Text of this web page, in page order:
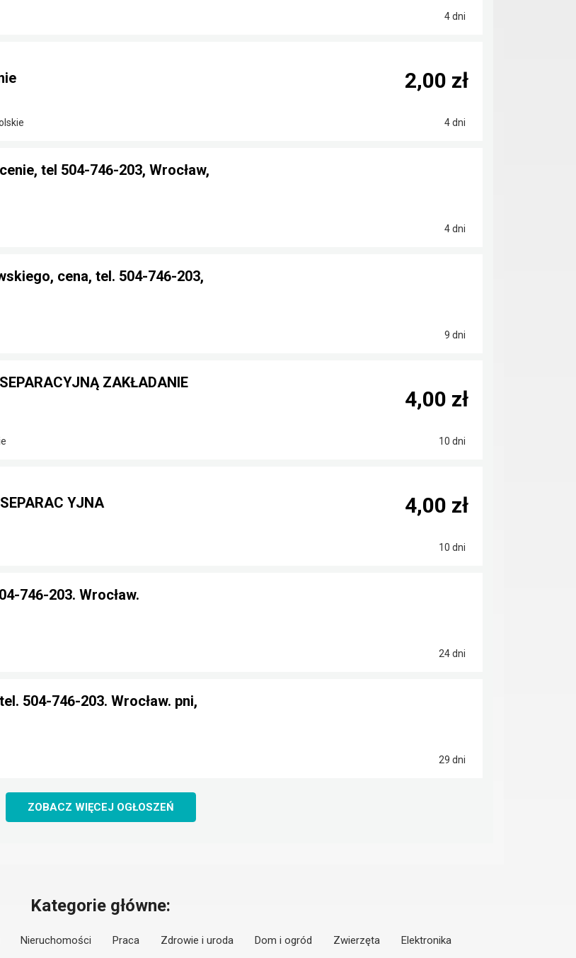
4 dni
4 dni
2,00 zł
tel 504-746-203, Wrocław,
4 dni
cena, tel. 504-746-203,
9 dni
ZAKŁADANIE
10 dni
4,00 zł
YJNA
10 dni
4,00 zł
746-203. Wrocław.
24 dni
504-746-203. Wrocław. pni,
29 dni
ZOBACZ WIĘCEJ OGŁOSZEŃ
Kategorie główne:
Nieruchomości Praca Zdrowie i uroda Dom i ogród Zwierzęta
Elektronika